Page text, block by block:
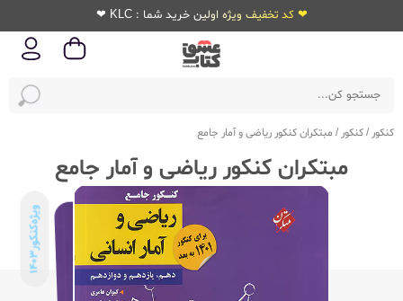
❤ کد تخفیف ویژه اولین خرید شما : KLC ❤
کنکور /کنکور / مبتکران کنکور ریاضی و آمار جامع
مبتکران کنکور ریاضی و آمار جامع
ویژه‌کنکور
1403